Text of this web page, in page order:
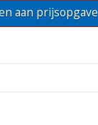
aan prijsopgave